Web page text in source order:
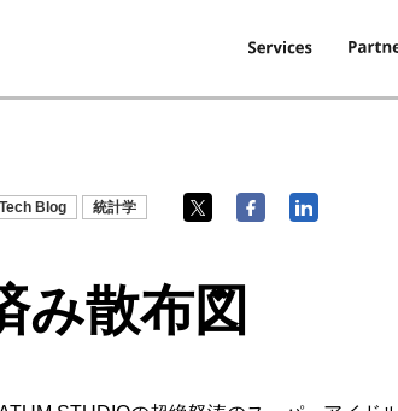
Tech Blog 統計学
み散布図